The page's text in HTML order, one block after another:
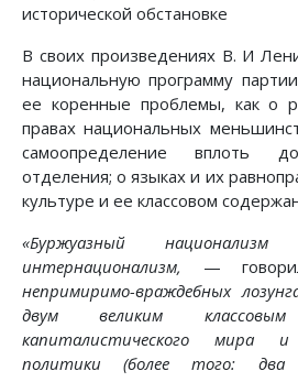
исторической обстановке
В своих произведениях В. И
национальную программу
ее коренные проблемы, как о
правах национальных
самоопределение вплоть до
отделения; о языках и их
культуре и ее классовом
«Буржуазный
интернационализм, —
непримиримо-враждебных
двум великим
капиталистического мира
политики (более того: два